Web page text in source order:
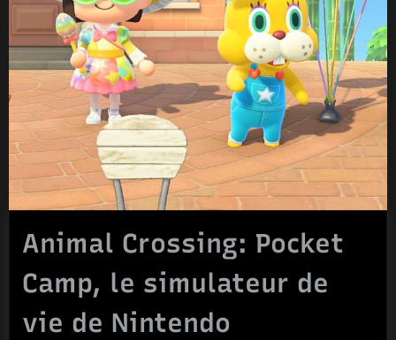
Animal Crossing: Pocket
Camp, le simulateur de
vie de Nintendo